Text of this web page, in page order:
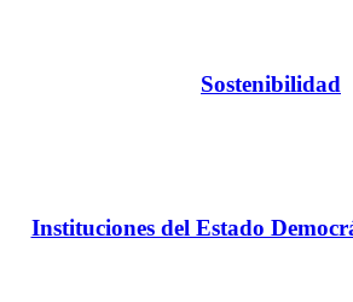
Sostenibilidad
Instituciones del Estado